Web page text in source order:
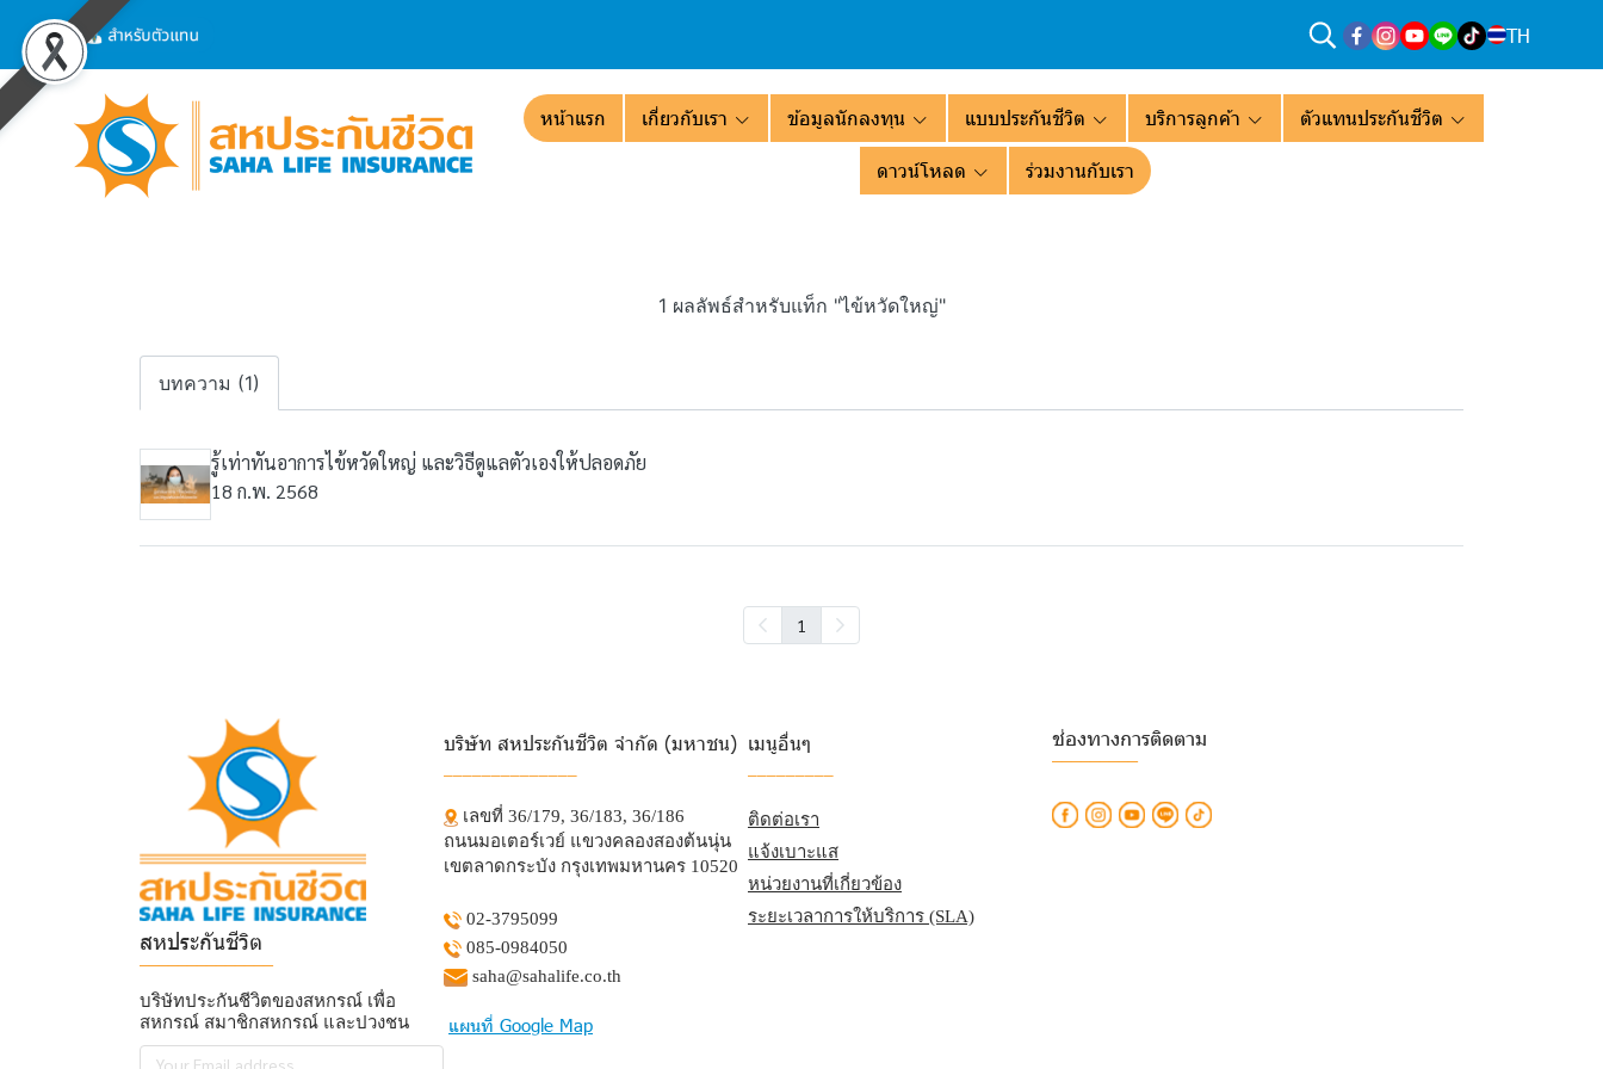
TH
หน้าแรก เกี่ยวกับเรา ข้อมูลนักลงทุน แบบประกันชีวิต บริการลูกค้า ตัวแทนประกันชีวิต
ดาวน์โหลด ร่วมงานกับเรา
1 ผลลัพธ์สำหรับแท็ก "ไข้หวัดใหญ่"
บทความ (1)
รู้เท่าทันอาการไข้หวัดใหญ่ และวิธีดูแลตัวเองให้ปลอดภัย
18 ก.พ. 2568
1
สหประกันชีวิต
บริษัทประกันชีวิตของสหกรณ์ เพื่อ
สหกรณ์ สมาชิกสหกรณ์ และปวงชน
บริษัท สหประกันชีวิต จำกัด (มหาชน)
เลขที่ 36/179, 36/183, 36/186
ถนนมอเตอร์เวย์ แขวงคลองสองต้นนุ่น
เขตลาดกระบัง กรุงเทพมหานคร 10520
02-3795099
085-0984050
saha@sahalife.co.th
แผนที่ Google Map
เมนูอื่นๆ
ติดต่อเรา
แจ้งเบาะแส
หน่วยงานที่เกี่ยวข้อง
ระยะเวลาการให้บริการ (SLA)
ช่องทางการติดตาม